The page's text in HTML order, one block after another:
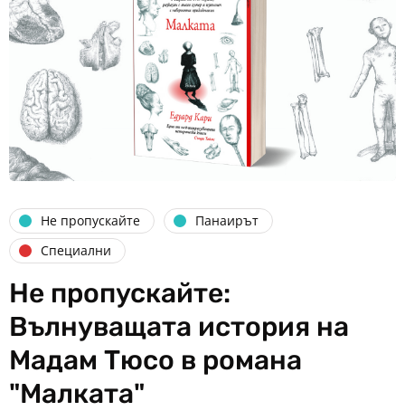
Не пропускайте
Панаирът
Специални
Не пропускайте:
Вълнуващата история на
Мадам Тюсо в романа
"Малката"